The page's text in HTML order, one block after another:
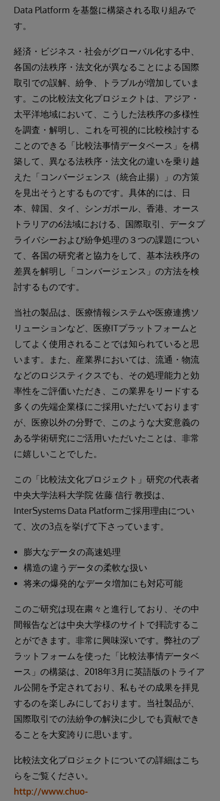
Data Platform を基盤に構築される取り組みで
す。
経済・ビジネス・社会がグローバル化する中、
各国の法秩序・法文化が異なることによる国際
取引での誤解、紛争、トラブルが増加していま
す。この比較法文化プロジェクトは、アジア・
太平洋地域において、こうした法秩序の多様性
を調査・解明し、これを可視的に比較検討する
ことのできる「比較法事情データベース」を構
築して、異なる法秩序・法文化の違いを乗り越
えた「コンバージェンス（統合止揚）」の方策
を見出そうとするものです。具体的には、日
本、韓国、タイ、シンガポール、香港、オース
トラリアの6法域における、国際取引、データプ
ライバシーおよび紛争処理の３つの課題につい
て、各国の研究者と協力をして、基本法秩序の
差異を解明し「コンバージェンス」の方法を検
討するものです。
当社の製品は、医療情報システムや医療連携ソ
リューションなど、医療ITプラットフォームと
してよく使用されることでは知られていると思
います。また、産業界においては、流通・物流
などのロジスティクスでも、その処理能力と効
率性をご評価いただき、この業界をリードする
多くの先端企業様にご採用いただいております
が、医療以外の分野で、このような大変意義の
ある学術研究にご活用いただいたことは、非常
に嬉しいことでした。
この「比較法文化プロジェクト」研究の代表者
中央大学法科大学院 佐藤 信行 教授は、
InterSystems Data Platformご採用理由につい
て、次の3点を挙げて下さっています。
膨大なデータの高速処理
構造の違うデータの柔軟な扱い
将来の爆発的なデータ増加にも対応可能
このご研究は現在粛々と進行しており、その中
間報告などは中央大学様のサイトで拝読するこ
とができます。非常に興味深いです。弊社のプ
ラットフォームを使った「比較法事情データベ
ース」の構築は、2018年3月に英語版のトライア
ル公開を予定されており、私もその成果を拝見
するのを楽しみにしております。当社製品が、
国際取引での法紛争の解決に少しでも貢献でき
ることを大変誇りに思います。
比較法文化プロジェクトについての詳細はこち
らをご覧ください。
http://www.chuo-